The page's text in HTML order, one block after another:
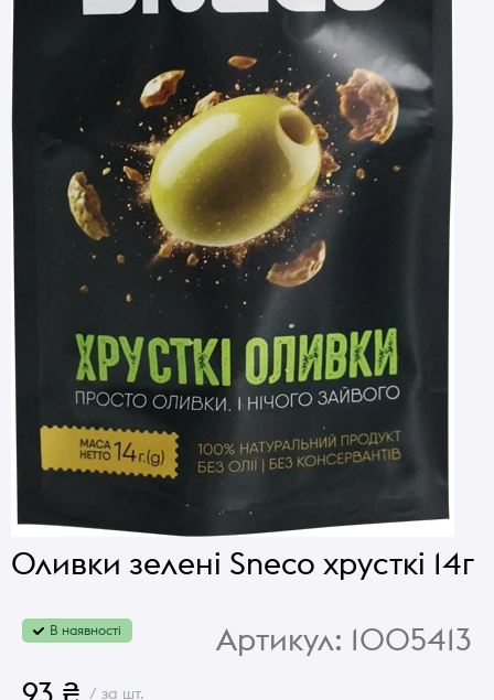
Оливки зелені Sneco хрусткі 14г
В наявності Артикул: 1005413
/ за шт.